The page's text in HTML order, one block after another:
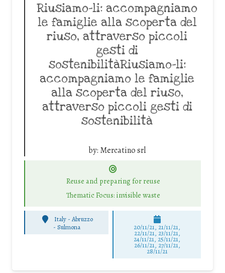
Riusiamo-li: accompagniamo
le famiglie alla scoperta del
riuso, attraverso piccoli
gesti di
sostenibilitàRiusiamo-li:
accompagniamo le famiglie
alla scoperta del riuso,
attraverso piccoli gesti di
sostenibilità
by: Mercatino srl
Reuse and preparing for reuse
Thematic Focus: invisible waste
Italy - Abruzzo
- Sulmona 20/11/21, 21/11/21,
22/11/21, 23/11/21,
24/11/21, 25/11/21,
26/11/21, 27/11/21,
28/11/21